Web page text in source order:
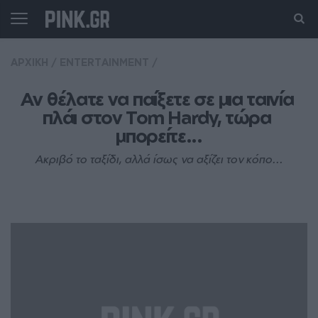
Αν θέλατε να παίξετε σε μια ταινία
πλάι στον Tom Hardy, τώρα
μπορείτε...
Ακριβό το ταξίδι, αλλά ίσως να αξίζει τον κόπο...